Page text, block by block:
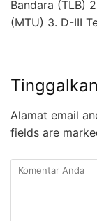
Bandara (TLB)
(MTU) 3. D-III
Alamat email
fields are